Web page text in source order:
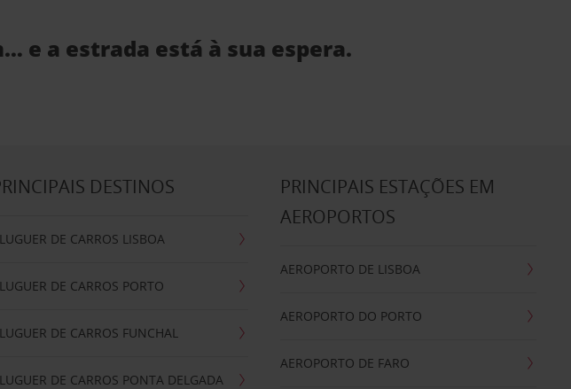
e a estrada está à sua espera.
DESTINOS
DE CARROS LISBOA
DE CARROS PORTO
DE CARROS FUNCHAL
DE CARROS PONTA DELGADA
PRINCIPAIS ESTAÇÕES EM
AEROPORTOS
AEROPORTO DE LISBOA
AEROPORTO DO PORTO
AEROPORTO DE FARO